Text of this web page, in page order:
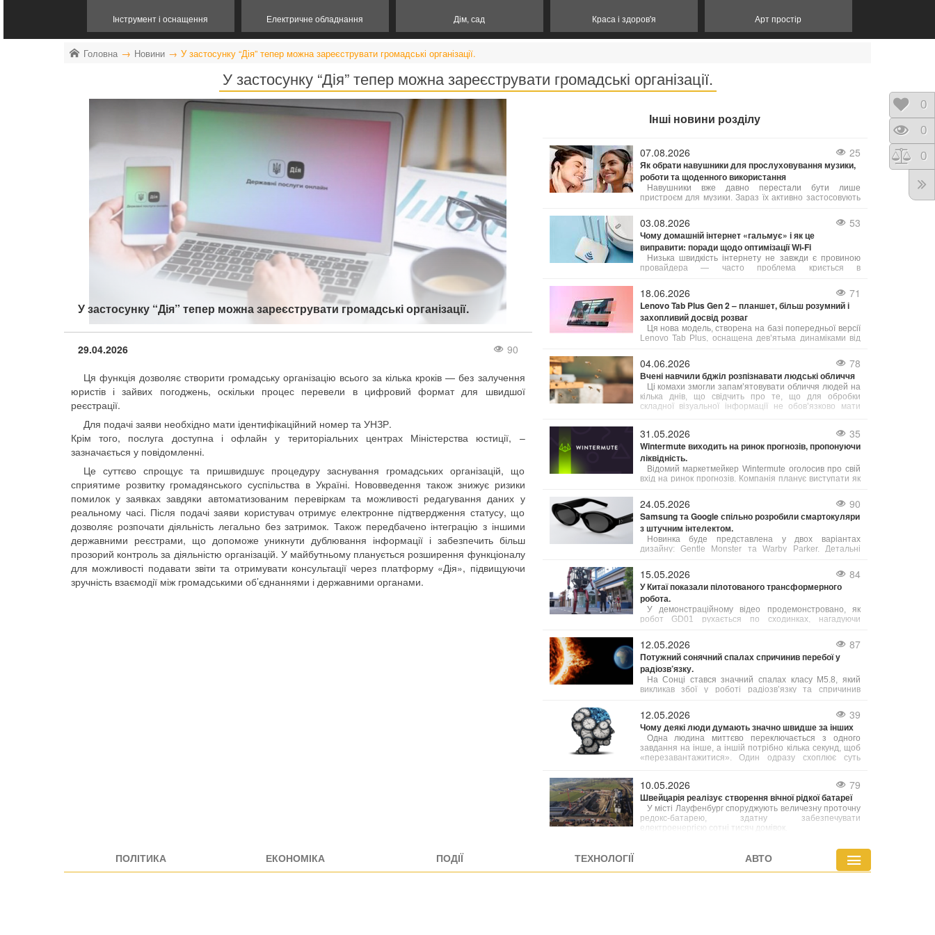
Інструмент і оснащення Електричне обладнання Дім, сад Краса і здоров'я Арт простір
Головна Новини У застосунку “Дія” тепер можна зареєструвати громадські організації.
У застосунку “Дія” тепер можна зареєструвати громадські організації.
У застосунку “Дія” тепер можна зареєструвати громадські організації.
29.04.2026
90
Ця функція дозволяє створити громадську організацію всього за кілька кроків — без залучення
юристів і зайвих погоджень, оскільки процес перевели в цифровий формат для швидшої
реєстрації.
Для подачі заяви необхідно мати ідентифікаційний номер та УНЗР.
Крім того, послуга доступна і офлайн у територіальних центрах Міністерства юстиції, –
зазначається у повідомленні.
Це суттєво спрощує та пришвидшує процедуру заснування громадських організацій, що
сприятиме розвитку громадянського суспільства в Україні. Нововведення також знижує ризики
помилок у заявках завдяки автоматизованим перевіркам та можливості редагування даних у
реальному часі. Після подачі заяви користувач отримує електронне підтвердження статусу, що
дозволяє розпочати діяльність легально без затримок. Також передбачено інтеграцію з іншими
державними реєстрами, що допоможе уникнути дублювання інформації і забезпечить більш
прозорий контроль за діяльністю організацій. У майбутньому планується розширення функціоналу
для можливості подавати звіти та отримувати консультації через платформу «Дія», підвищуючи
зручність взаємодії між громадськими об’єднаннями і державними органами.
Інші новини розділу
07.08.2026 25
Як обрати навушники для прослуховування музики,
роботи та щоденного використання
Навушники вже давно перестали бути лише
пристроєм для музики. Зараз їх активно застосовують
онлайн-зустрічей, занять спортом, подорожей та ігор.
Від типу конструкції і технічних параметрів залежить
не лише якість звуку, а й комфорт при тривалому
носінні.
03.08.2026 53
Чому домашній інтернет «гальмує» і як це
виправити: поради щодо оптимізації Wi-Fi
Низька швидкість інтернету не завжди є провиною
провайдера — часто проблема криється в
обладнанні. Ось що можна зробити, щоб покращити
якість з’єднання:
18.06.2026 71
Lenovo Tab Plus Gen 2 – планшет, більш розумний і
захопливий досвід розваг
Ця нова модель, створена на базі попередньої версії
Lenovo Tab Plus, оснащена дев’ятьма динаміками від
інтелектуальними функціями, які відкривають нові
можливості для користувачів.
04.06.2026 78
Вчені навчили бджіл розпізнавати людські обличчя
Ці комахи змогли запам’ятовувати обличчя людей на
кілька днів, що свідчить про те, що для обробки
складної візуальної інформації не обов’язково мати
31.05.2026 35
Wintermute виходить на ринок прогнозів, пропонуючи
ліквідність.
Відомий маркетмейкер Wintermute оголосив про свій
вхід на ринок прогнозів. Компанія планує виступати як
котирування для контрактів на події на провідних
платформах.
24.05.2026 90
Samsung та Google спільно розробили смартокуляри
з штучним інтелектом.
Новинка буде представлена у двох варіантах
дизайну: Gentle Monster та Warby Parker. Детальні
розкривають, зазначаючи лише основні можливості.
15.05.2026 84
У Китаї показали пілотованого трансформерного
робота.
У демонстраційному відео продемонстровано, як
робот GD01 рухається по сходинках, нагадуючи
12.05.2026 87
Потужний сонячний спалах спричинив перебої у
радіозв’язку.
На Сонці стався значний спалах класу М5.8, який
викликав збої у роботі радіозв’язку та спричинив
намагніченої плазми досягне Землі вже у ніч на
вівторок, що може спричинити появу полярного сяйва.
12.05.2026 39
Чому деякі люди думають значно швидше за інших
Одна людина миттєво переключається з одного
завдання на інше, а іншій потрібно кілька секунд, щоб
«перезавантажитися». Один одразу схоплює суть
мислення?
10.05.2026 79
Швейцарія реалізує створення вічної рідкої батареї
У місті Лауфенбург споруджують величезну проточну
редокс-батарею, здатну забезпечувати
електроенергією сотні тисяч домівок.
ПОЛІТИКА ЕКОНОМІКА ПОДІЇ ТЕХНОЛОГІЇ АВТО
0
0
0